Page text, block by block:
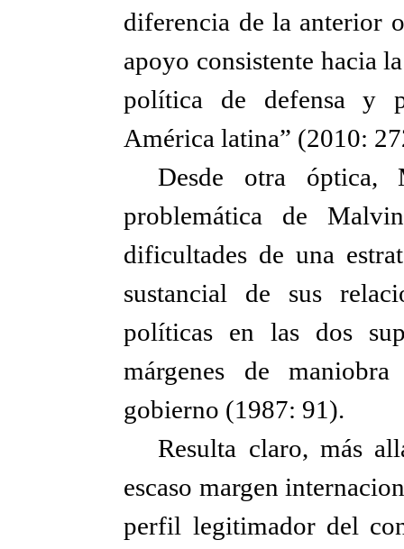
diferencia de la anterior
apoyo consistente hacia
política de defensa y
América latina” (2010:
Desde otra óptica,
problemática de
dificultades de una
sustancial de sus
políticas en las dos
márgenes de
gobierno (1987: 91).
Resulta claro, más
escaso margen
perfil legitimador del